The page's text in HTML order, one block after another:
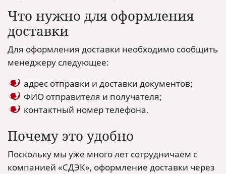
Что нужно для оформления
доставки
Для оформления доставки необходимо сообщить
менеджеру следующее:
адрес отправки и доставки документов;
ФИО отправителя и получателя;
контактный номер телефона.
Почему это удобно
Поскольку мы уже много лет сотрудничаем с
компанией «СДЭК», оформление доставки через